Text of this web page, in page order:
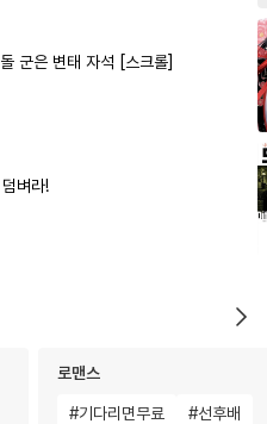
군은 변태 자석 [스크롤]
벼라!
로맨스
#기다리면무료 #선후배